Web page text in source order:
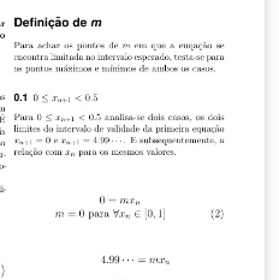
e tratamento de
nestes bancos. O
centrou-se na
recente, poder acolher
num local agradável, e
instituição cuja principal
mais precisa.